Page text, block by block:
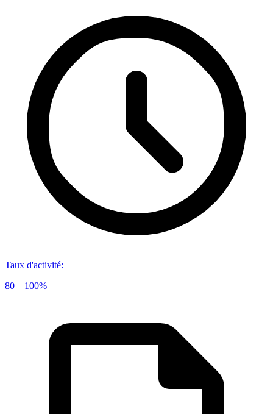
Taux d'activité:
80 – 100%